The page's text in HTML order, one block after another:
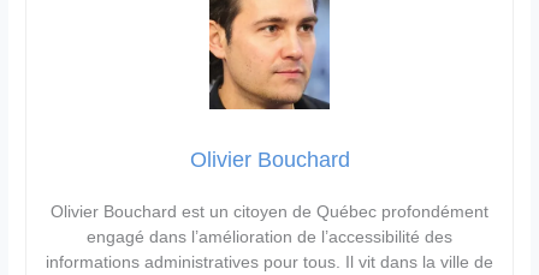
Olivier Bouchard
Olivier Bouchard est un citoyen de Québec profondément
engagé dans l’amélioration de l’accessibilité des
informations administratives pour tous. Il vit dans la ville de